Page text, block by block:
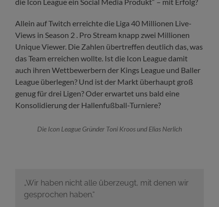
die Icon League ein Social Media Produkt“ – mit Erfolg?
Allein auf Twitch erreichte die Liga 40 Millionen Live-
Views in Season 2 . Pro Stream knapp zwei Millionen
Unique Viewer. Die Zahlen übertreffen deutlich das, was
das Team erreichen wollte. Ist die Icon League damit
auch ihren Wettbewerbern der Kings League und Baller
League überlegen? Und ist der Markt überhaupt groß
genug für drei Ligen? Oder erwartet uns bald eine
Konsolidierung der Hallenfußball-Turniere?
Die Icon League Gründer Toni Kroos und Elias Nerlich
„Wir haben nicht alle überzeugt, mit denen wir
gesprochen haben.“